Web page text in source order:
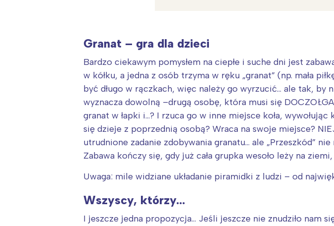
Granat – gra dla dzieci
Bardzo ciekawym pomysłem na ciepłe i suche dni jest
w kółku, a jedna z osób trzyma w ręku „granat” (np. mała
być długo w rączkach, więc należy go wyrzucić… ale tak, by
wyznacza dowolną –drugą osobę, która musi się
granat w łapki i…? I rzuca go w inne miejsce koła,
się dzieje z poprzednią osobą? Wraca na swoje miejsce?
utrudnione zadanie zdobywania granatu… ale „Przeszkód”
Zabawa kończy się, gdy już cała grupka wesoło leży na
Uwaga: mile widziane układanie piramidki z ludzi – od
Wszyscy, którzy…
I jeszcze jedna propozycja… Jeśli jeszcze nie znudziło nam
Warszawa
Łódź
Trójmiasto
Poznań
Wrocław